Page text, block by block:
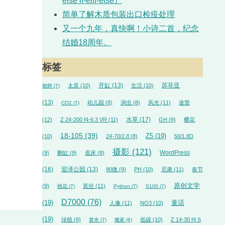
简单了解木质包装出口检疫处理
又一个九年，真快啊！小诗二首，纪念
结婚18周年。
标签
抱卵 (7) 太原 (10) 开缸 (13) 生活 (10) 苏菲亚
(13) CO2 (7) 幼儿园 (8) 涡虫 (8) 风光 (11) 迷螯
(12) Z 24-200 f4-6.3 VR (11) 水草 (17) GH (9) 樱花
(10) 18-105 (39) 24-70/2.8 (8) Z5 (19) 50/1.8D
(9) 翻缸 (9) 底床 (8) 摄影 (121) WordPress
(16) 迎泽公园 (13) 90微 (9) PH (10) 尼康 (11) 春节
(9) 桃花 (7) 莫丝 (11) Python (7) S100 (7) 原创文学
(19) D7000 (76) 人像 (11) NO3 (10) 童话
(19) 绿植 (8) 黄米 (7) 搬家 (6) 低碳 (10) Z 14-30 f4 S